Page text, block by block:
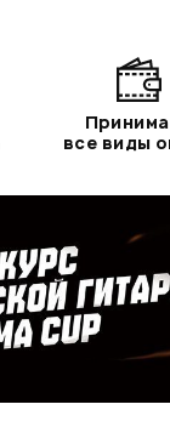
все виды